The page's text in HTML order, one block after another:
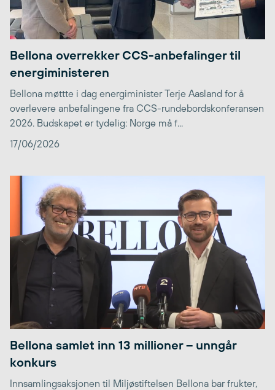
Bellona overrekker CCS-anbefalinger til
energiministeren
Bellona møttte i dag energiminister Terje Aasland for å
overlevere anbefalingene fra CCS-rundebordskonferansen
2026. Budskapet er tydelig: Norge må f...
17/06/2026
Bellona samlet inn 13 millioner – unngår
konkurs
Innsamlingsaksjonen til Miljøstiftelsen Bellona bar frukter,